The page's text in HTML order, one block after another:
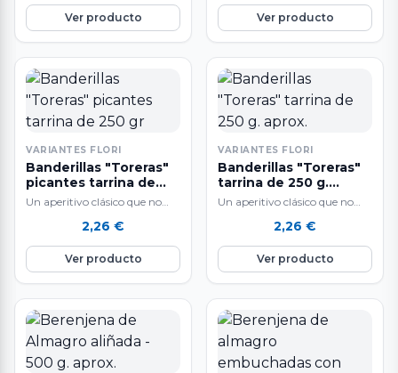
Ver producto
selecto sin piel ni…
Ver producto
VARIANTES FLORI
Banderillas "Toreras"
picantes tarrina de
250 gr
Un aperitivo clásico que no
2,26 €
Ver producto
VARIANTES FLORI
Banderillas "Toreras"
tarrina de 250 g.
aprox.
Un aperitivo clásico que no
2,26 €
Ver producto